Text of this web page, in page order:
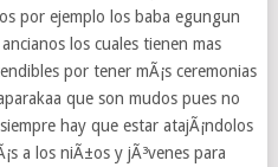
por ejemplo los baba egungun
los cuales tienen mas
por tener mÃ¡s ceremonias
que son mudos pues no
hay que estar atajÃ¡ndolos
a los niÃ±os y jÃ³venes para